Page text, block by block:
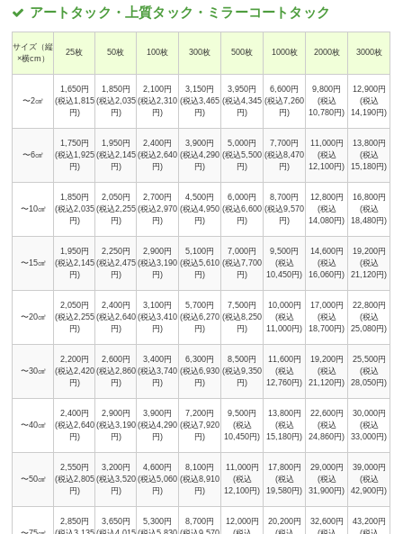
アートタック・上質タック・ミラーコートタック
サイズ（縦
×横cm）
25枚 50枚 100枚 300枚 500枚 1000枚 2000枚 3000枚
〜2㎠
1,650円
(税込1,815
円)
1,850円
(税込2,035
円)
2,100円
(税込2,310
円)
3,150円
(税込3,465
円)
3,950円
(税込4,345
円)
6,600円
(税込7,260
円)
9,800円
(税込
10,780円)
12,900円
(税込
14,190円)
〜6㎠
1,750円
(税込1,925
円)
1,950円
(税込2,145
円)
2,400円
(税込2,640
円)
3,900円
(税込4,290
円)
5,000円
(税込5,500
円)
7,700円
(税込8,470
円)
11,000円
(税込
12,100円)
13,800円
(税込
15,180円)
〜10㎠
1,850円
(税込2,035
円)
2,050円
(税込2,255
円)
2,700円
(税込2,970
円)
4,500円
(税込4,950
円)
6,000円
(税込6,600
円)
8,700円
(税込9,570
円)
12,800円
(税込
14,080円)
16,800円
(税込
18,480円)
〜15㎠
1,950円
(税込2,145
円)
2,250円
(税込2,475
円)
2,900円
(税込3,190
円)
5,100円
(税込5,610
円)
7,000円
(税込7,700
円)
9,500円
(税込
10,450円)
14,600円
(税込
16,060円)
19,200円
(税込
21,120円)
〜20㎠
2,050円
(税込2,255
円)
2,400円
(税込2,640
円)
3,100円
(税込3,410
円)
5,700円
(税込6,270
円)
7,500円
(税込8,250
円)
10,000円
(税込
11,000円)
17,000円
(税込
18,700円)
22,800円
(税込
25,080円)
〜30㎠
2,200円
(税込2,420
円)
2,600円
(税込2,860
円)
3,400円
(税込3,740
円)
6,300円
(税込6,930
円)
8,500円
(税込9,350
円)
11,600円
(税込
12,760円)
19,200円
(税込
21,120円)
25,500円
(税込
28,050円)
〜40㎠
2,400円
(税込2,640
円)
2,900円
(税込3,190
円)
3,900円
(税込4,290
円)
7,200円
(税込7,920
円)
9,500円
(税込
10,450円)
13,800円
(税込
15,180円)
22,600円
(税込
24,860円)
30,000円
(税込
33,000円)
〜50㎠
2,550円
(税込2,805
円)
3,200円
(税込3,520
円)
4,600円
(税込5,060
円)
8,100円
(税込8,910
円)
11,000円
(税込
12,100円)
17,800円
(税込
19,580円)
29,000円
(税込
31,900円)
39,000円
(税込
42,900円)
2,850円
3,650円
5,300円
8,700円
12,000円
20,200円
32,600円
43,200円